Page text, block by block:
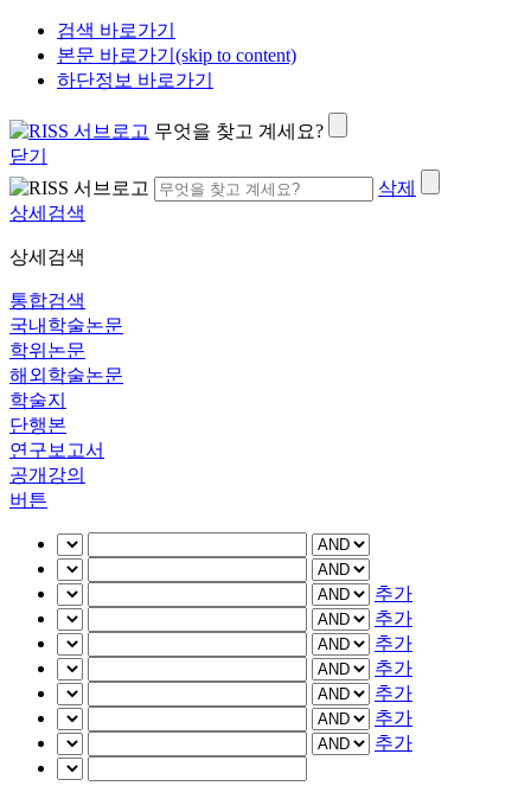
검색 바로가기
본문 바로가기(skip to content)
하단정보 바로가기
무엇을 찾고 계세요?
닫기
삭제
상세검색
상세검색
통합검색
국내학술논문
학위논문
해외학술논문
학술지
단행본
연구보고서
공개강의
버튼
추가
추가
추가
추가
추가
추가
추가